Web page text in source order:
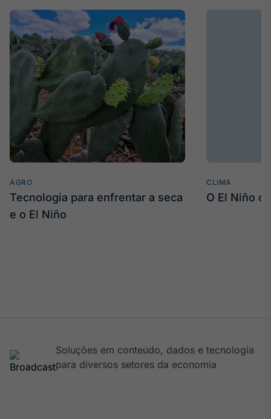
AGRO
Tecnologia para enfrentar a seca
e o El Niño
CLIMA
O El Niño
Soluções em conteúdo, dados e tecnologia
para diversos setores da economia